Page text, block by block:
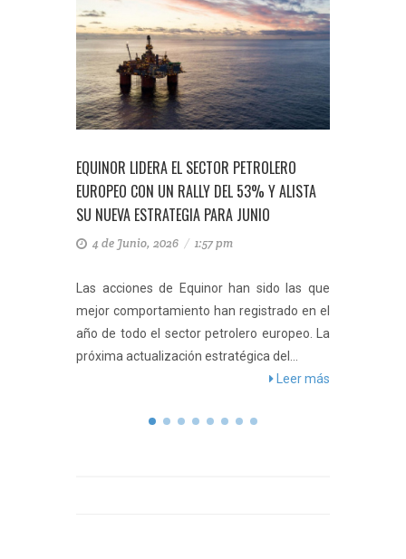
EQUINOR LIDERA EL SECTOR PETROLERO
EUROPEO CON UN RALLY DEL 53% Y ALISTA
SU NUEVA ESTRATEGIA PARA JUNIO
4 de Junio, 2026 / 1:57 pm
Las acciones de Equinor han sido las que
mejor comportamiento han registrado en el
año de todo el sector petrolero europeo. La
próxima actualización estratégica del...
Leer más